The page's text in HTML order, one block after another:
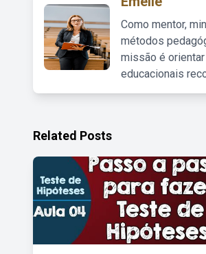
Como mentor,
métodos
missão é
educacionais
Related Posts